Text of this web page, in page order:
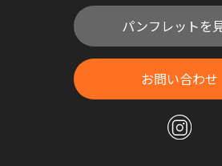
パンフレットを
お問い合わせ